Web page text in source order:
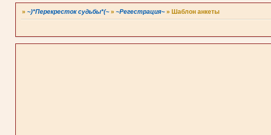
[i] Перо опять побежало по листу
[b]- А вы знаете законы этого
»~)*Перекресток судьбы*(~ »~Регестрация~ »Шаблон анкеты